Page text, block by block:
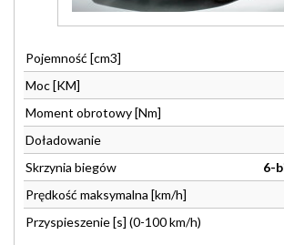
Pojemność [cm3]
Moc [KM]
Moment obrotowy [Nm]
Doładowanie
Skrzynia biegów
6-
Prędkość maksymalna [km/h]
Przyspieszenie [s] (0-100 km/h)